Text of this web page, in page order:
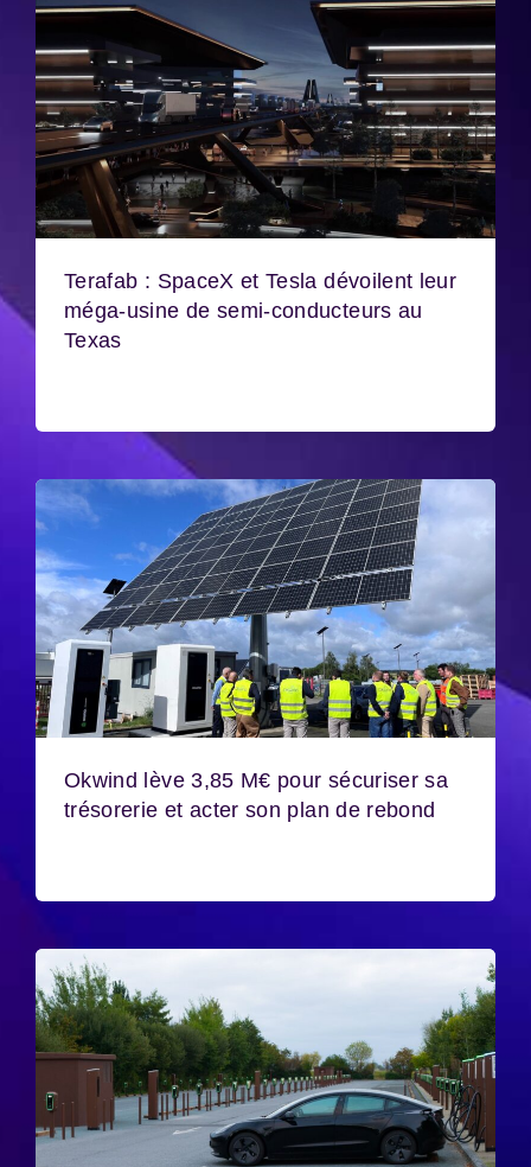
Terafab : SpaceX et Tesla dévoilent leur
méga-usine de semi-conducteurs au
Texas
Okwind lève 3,85 M€ pour sécuriser sa
trésorerie et acter son plan de rebond